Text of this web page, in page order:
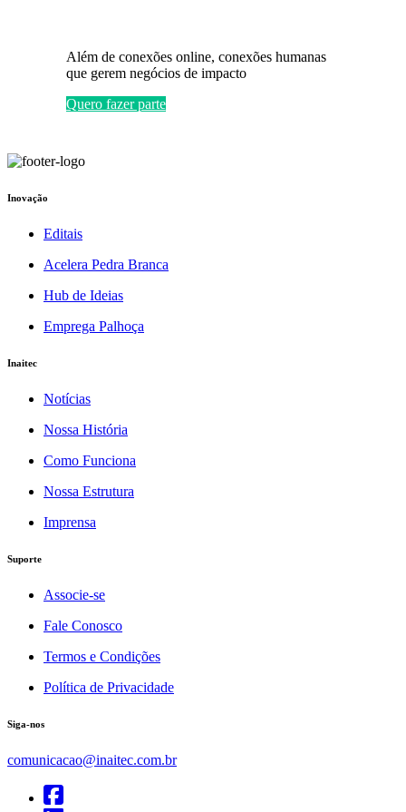
Além de conexões online, conexões humanas
que gerem negócios de impacto
Quero fazer parte
Inovação
Editais
Acelera Pedra Branca
Hub de Ideias
Emprega Palhoça
Inaitec
Notícias
Nossa História
Como Funciona
Nossa Estrutura
Imprensa
Suporte
Associe-se
Fale Conosco
Termos e Condições
Política de Privacidade
Siga-nos
comunicacao@inaitec.com.br